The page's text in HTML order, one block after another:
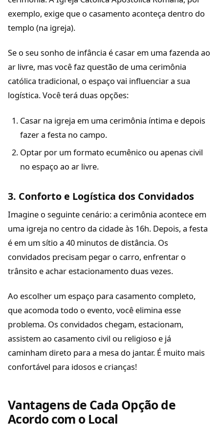
exemplo, exige que o casamento aconteça dentro do
templo (na igreja).
Se o seu sonho de infância é casar em uma fazenda ao
ar livre, mas você faz questão de uma cerimônia
católica tradicional, o espaço vai influenciar a sua
logística. Você terá duas opções:
Casar na igreja em uma cerimônia íntima e depois
fazer a festa no campo.
Optar por um formato ecumênico ou apenas civil
no espaço ao ar livre.
3. Conforto e Logística dos Convidados
Imagine o seguinte cenário: a cerimônia acontece em
uma igreja no centro da cidade às 16h. Depois, a festa
é em um sítio a 40 minutos de distância. Os
convidados precisam pegar o carro, enfrentar o
trânsito e achar estacionamento duas vezes.
Ao escolher um espaço para casamento completo,
que acomoda todo o evento, você elimina esse
problema. Os convidados chegam, estacionam,
assistem ao casamento civil ou religioso e já
caminham direto para a mesa do jantar. É muito mais
confortável para idosos e crianças!
Vantagens de Cada Opção de
Acordo com o Local